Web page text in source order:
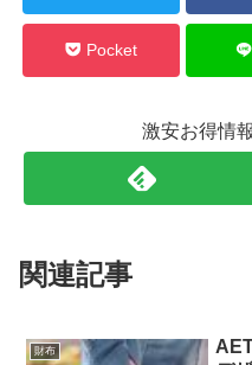
Pocket
激安お得情
関連記事
財布